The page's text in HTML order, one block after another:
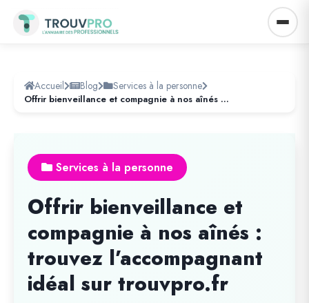
Accueil Blog Services à la personne
Offrir bienveillance et compagnie à nos aînés : trouvez l’accompagnant idéal sur trouvpro.fr
Services à la personne
Offrir bienveillance et
compagnie à nos aînés :
trouvez l’accompagnant
idéal sur trouvpro.fr